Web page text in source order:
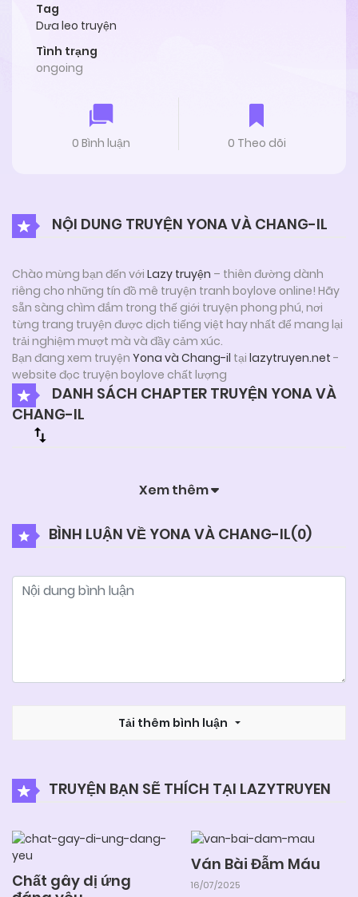
Tag
Dưa leo truyện
Tình trạng
ongoing
0 Bình luận 0 Theo dõi
NỘI DUNG TRUYỆN YONA VÀ CHANG-IL
Chào mừng bạn đến với Lazy truyện – thiên đường dành
riêng cho những tín đồ mê truyện tranh boylove online! Hãy
sẵn sàng chìm đắm trong thế giới truyện phong phú, nơi
từng trang truyện được dịch tiếng việt hay nhất để mang lại
trải nghiệm mượt mà và đầy cảm xúc.
Bạn đang xem truyện Yona và Chang-il tại lazytruyen.net -
website đọc truyện boylove chất lượng
DANH SÁCH CHAPTER TRUYỆN YONA VÀ
CHANG-IL
Xem thêm
BÌNH LUẬN VỀ YONA VÀ CHANG-IL(0)
Tải thêm bình luận
TRUYỆN BẠN SẼ THÍCH TẠI LAZYTRUYEN
Chất gây dị ứng
Ván Bài Đẫm Máu
16/07/2025